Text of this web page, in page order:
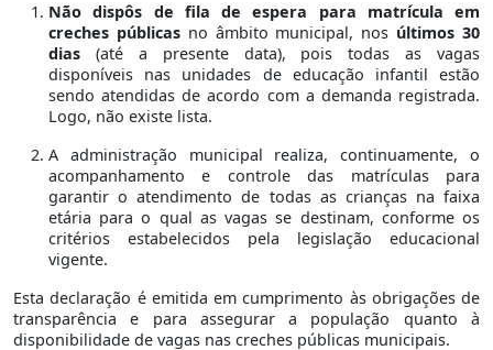
Não dispôs de fila de espera para matrícula em
creches públicasno âmbito municipal, nos últimos 30
dias (até a presente data), pois todas as vagas
disponíveis nas unidades de educação infantil estão
sendo atendidas de acordo com a demanda registrada.
Logo, não existe lista.
A administração municipal realiza, continuamente, o
acompanhamento e controle das matrículas para
garantir o atendimento de todas as crianças na faixa
etária para o qual as vagas se destinam, conforme os
critérios estabelecidos pela legislação educacional
vigente.
Esta declaração é emitida em cumprimento às obrigações de
transparência e para assegurar a população quanto à
disponibilidade de vagas nas creches públicas municipais.